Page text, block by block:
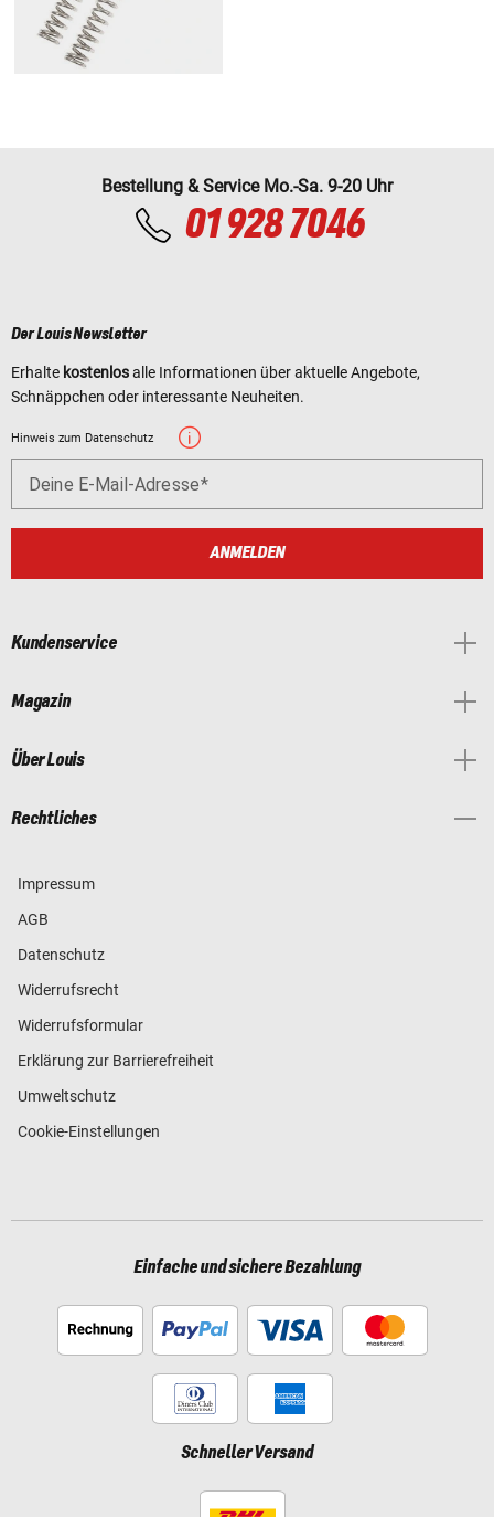
Bestellung & Service Mo.-Sa. 9-20 Uhr
01 928 7046
Der Louis Newsletter
Erhalte kostenlosalle Informationen über aktuelle Angebote,
Schnäppchen oder interessante Neuheiten.
Hinweis zum Datenschutz
Deine E-Mail-Adresse
ANMELDEN
Kundenservice
Magazin
Über Louis
Rechtliches
Impressum
AGB
Datenschutz
Widerrufsrecht
Widerrufsformular
Erklärung zur Barrierefreiheit
Umweltschutz
Cookie-Einstellungen
Einfache und sichere Bezahlung
Schneller Versand